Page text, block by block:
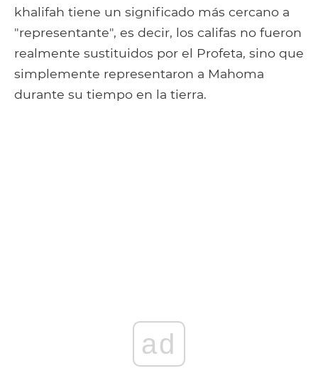
khalifah tiene un significado más cercano a
"representante", es decir, los califas no fueron
realmente sustituidos por el Profeta, sino que
simplemente representaron a Mahoma
durante su tiempo en la tierra.
ad